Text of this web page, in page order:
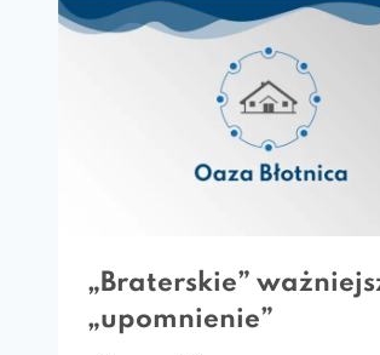
„Braterskie”
„upomnienie”